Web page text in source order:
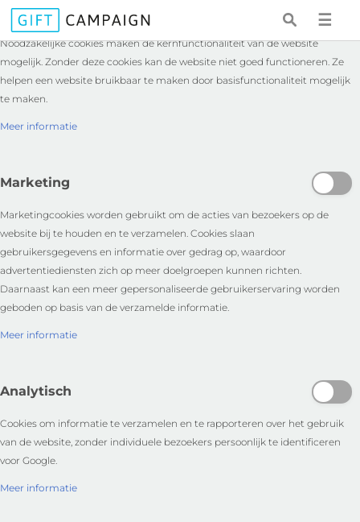
Essentieel
Noodzakelijke cookies maken de kernfunctionaliteit van de website
mogelijk. Zonder deze cookies kan de website niet goed functioneren. Ze
helpen een website bruikbaar te maken door basisfunctionaliteit mogelijk
te maken.
Meer informatie
Marketing
Marketingcookies worden gebruikt om de acties van bezoekers op de
website bij te houden en te verzamelen. Cookies slaan
gebruikersgegevens en informatie over gedrag op, waardoor
advertentiediensten zich op meer doelgroepen kunnen richten.
Daarnaast kan een meer gepersonaliseerde gebruikerservaring worden
geboden op basis van de verzamelde informatie.
Meer informatie
Analytisch
Cookies om informatie te verzamelen en te rapporteren over het gebruik
van de website, zonder individuele bezoekers persoonlijk te identificeren
voor Google.
Meer informatie
☰